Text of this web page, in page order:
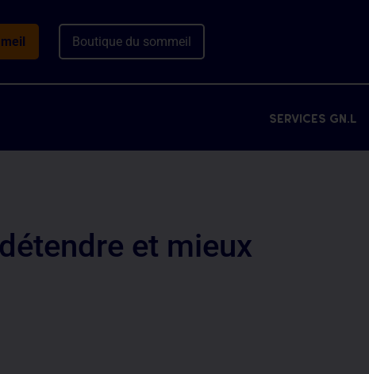
Boutique du sommeil
services gn.l
et mieux